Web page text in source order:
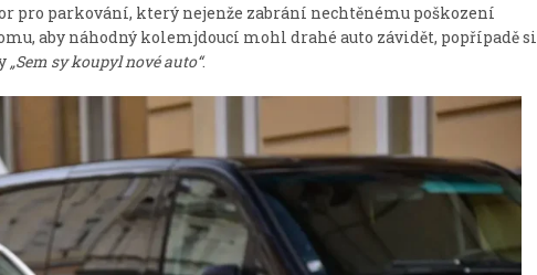
parkování, který nejenže zabrání nechtěnému poškození
aby náhodný kolemjdoucí mohl drahé auto závidět, popřípadě si
„Sem sy koupyl nové auto“.